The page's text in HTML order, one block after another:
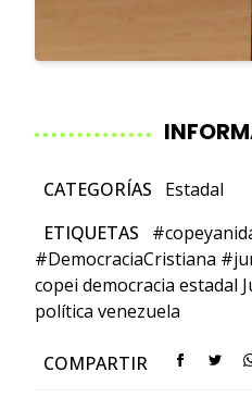
CATEGORÍAS
Estadal
ETIQUETAS
#DemocraciaCristiana
copei democracia estadal
política venezuela
COMPARTIR